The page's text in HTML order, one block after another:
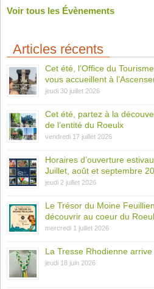
Voir tous les Évènements
Articles récents
Cet été, l’Office du
vous accueillent à
jeudi 30 juillet 2026
Cet été, partez à la
de l’entité du Roeulx
vendredi 17 juillet 2026
Horaires d’ouverture
Juillet, août et septembre
jeudi 2 juillet 2026
Le Trésor du Moine
découvrir au coeur du
mercredi 1 juillet 2026
La Tresse Rhodienne arrive
jeudi 18 juin 2026